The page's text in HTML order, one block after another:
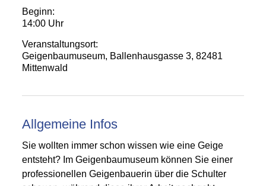
Beginn:
14:00 Uhr
Veranstaltungsort:
Geigenbaumuseum, Ballenhausgasse 3, 82481
Mittenwald
Allgemeine Infos
Sie wollten immer schon wissen wie eine Geige
entsteht? Im Geigenbaumuseum können Sie einer
professionellen Geigenbauerin über die Schulter